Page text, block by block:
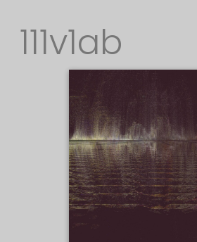
111v1ab